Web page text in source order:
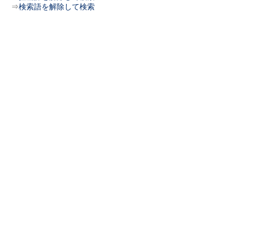
⇒検索語を解除して検索